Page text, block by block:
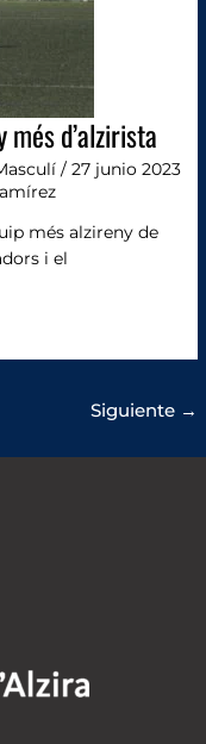
d’alzirista
/ 27 junio 2023
més alzireny de
i el
Siguiente →